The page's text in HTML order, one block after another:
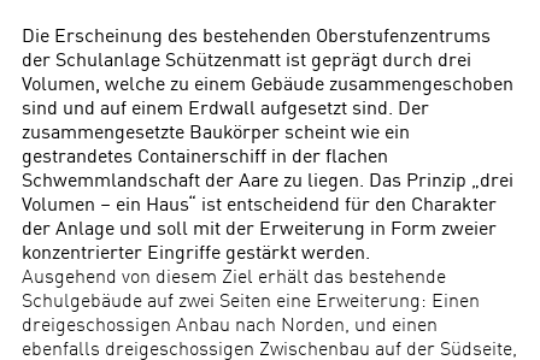
Die Erscheinung des bestehenden Oberstufenzentrums
der Schulanlage Schützenmatt ist geprägt durch drei
Volumen, welche zu einem Gebäude zusammengeschoben
sind und auf einem Erdwall aufgesetzt sind. Der
zusammengesetzte Baukörper scheint wie ein
gestrandetes Containerschiff in der flachen
Schwemmlandschaft der Aare zu liegen. Das Prinzip „drei
Volumen – ein Haus“ ist entscheidend für den Charakter
der Anlage und soll mit der Erweiterung in Form zweier
konzentrierter Eingriffe gestärkt werden.
Ausgehend von diesem Ziel erhält das bestehende
Schulgebäude auf zwei Seiten eine Erweiterung: Einen
dreigeschossigen Anbau nach Norden, und einen
ebenfalls dreigeschossigen Zwischenbau auf der Südseite,